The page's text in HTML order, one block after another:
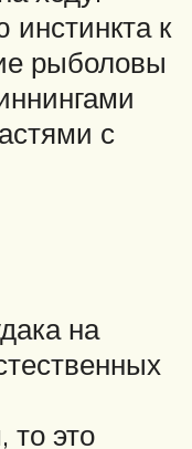
инстинкта к
рыболовы
с
на
то это